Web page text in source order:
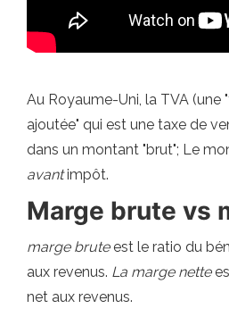
Au Royaume-Uni, la TVA (une
ajoutée" qui est une taxe de
dans un montant "brut"; Le
avantimpôt.
Marge brute vs
marge bruteest le ratio du
aux revenus. La marge nette
net aux revenus.